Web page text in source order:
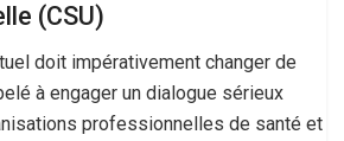
(CSU)
doit impérativement changer de
à engager un dialogue sérieux
professionnelles de santé et